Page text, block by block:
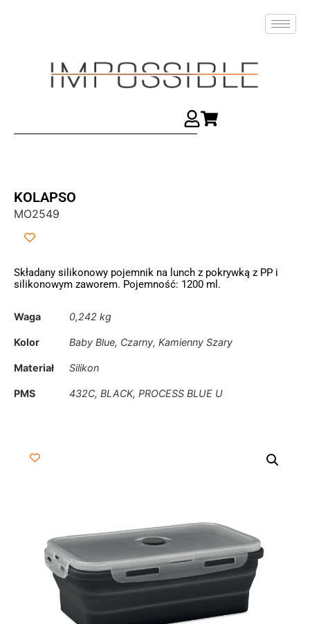
KOLAPSO
MO2549
Składany silikonowy pojemnik na lunch z pokrywką z PP i
silikonowym zaworem. Pojemność: 1200 ml.
Waga 0,242 kg
Kolor Baby Blue, Czarny, Kamienny Szary
Materiał Silikon
PMS 432C, BLACK, PROCESS BLUE U